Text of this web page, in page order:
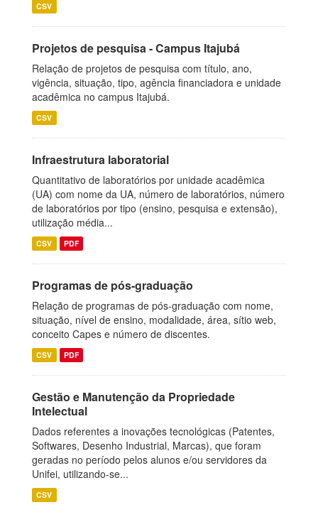
CSV
Projetos de pesquisa - Campus Itajubá
Relação de projetos de pesquisa com título, ano,
vigência, situação, tipo, agência financiadora e unidade
acadêmica no campus Itajubá.
CSV
Infraestrutura laboratorial
Quantitativo de laboratórios por unidade acadêmica
(UA) com nome da UA, número de laboratórios, número
de laboratórios por tipo (ensino, pesquisa e extensão),
utilização média...
CSV PDF
Programas de pós-graduação
Relação de programas de pós-graduação com nome,
situação, nível de ensino, modalidade, área, sítio web,
conceito Capes e número de discentes.
CSV PDF
Gestão e Manutenção da Propriedade
Intelectual
Dados referentes a inovações tecnológicas (Patentes,
Softwares, Desenho Industrial, Marcas), que foram
geradas no período pelos alunos e/ou servidores da
Unifei, utilizando-se...
CSV